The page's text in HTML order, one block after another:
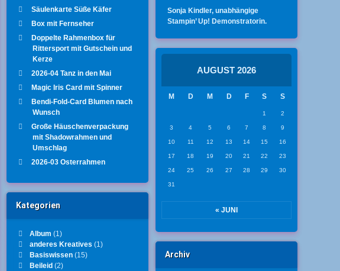
Säulenkarte Süße Käfer
Box mit Fernseher
Doppelte Rahmenbox für
Rittersport mit Gutschein und
Kerze
2026-04 Tanz in den Mai
Magic Iris Card mit Spinner
Bendi-Fold-Card Blumen nach
Wunsch
Große Häuschenverpackung
mit Shadowrahmen und
Umschlag
2026-03 Osterrahmen
Kategorien
Album (1)
anderes Kreatives (1)
Basiswissen(15)
Beileid(2)
Sonja Kindler, unabhängige
Stampin’ Up! Demonstratorin.
AUGUST 2026
M D M D F S S
1 2
3 4 5 6 7 8 9
10 11 12 13 14 15 16
17 18 19 20 21 22 23
24 25 26 27 28 29 30
31
« JUNI
Archiv